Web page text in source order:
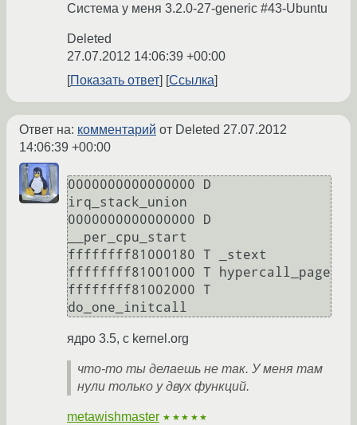
Система у меня 3.2.0-27-generic #43-Ubuntu
Deleted
27.07.2012 14:06:39 +00:00
Показать ответ
Ссылка
Ответ на: комментарий от Deleted 27.07.2012
14:06:39 +00:00
0000000000000000 D
irq_stack_union
0000000000000000 D
__per_cpu_start
ffffffff81000180 T _stext
ffffffff81001000 T hypercall_page
ffffffff81002000 T
ядро 3.5, с kernel.org
что-то ты делаешь не так. У меня там
нули только у двух функций.
metawishmaster ★★★★★